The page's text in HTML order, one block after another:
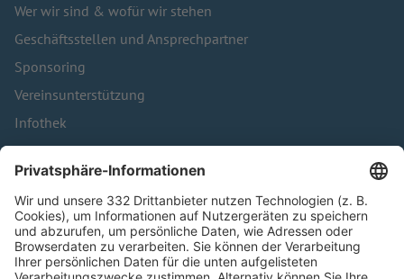
Wer wir sind & wofür wir stehen
Geschäftsstellen und Ansprechpartner
Sponsoring
Vereinsunterstützung
Infothek
Kontakt
HÄUFIG BESUCHTE SEITEN
Pässe und Vereinswechsel
Trainerausbildung